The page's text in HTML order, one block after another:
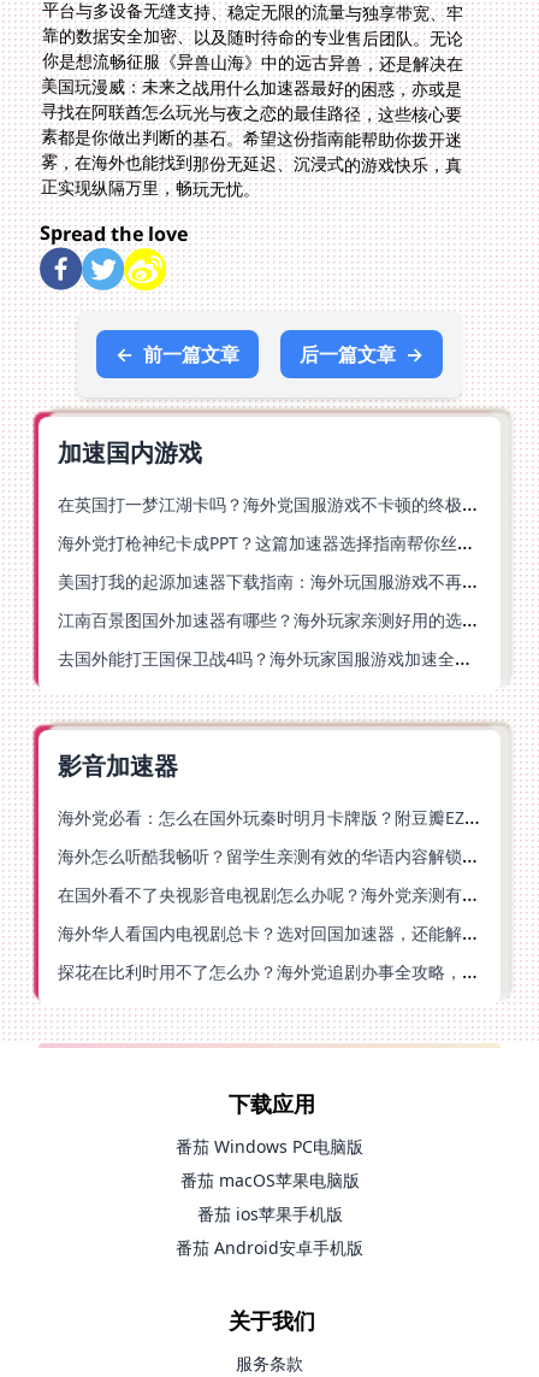
正实现纵隔万里，畅玩无忧。
Spread the love
← 前一篇文章 后一篇文章 →
加速国内游戏
在英国打一梦江湖卡吗？海外党国服游戏不卡顿的终极解法
海外党打枪神纪卡成PPT？这篇加速器选择指南帮你丝滑上分
美国打我的起源加速器下载指南：海外玩国服游戏不再卡的终极方案
江南百景图国外加速器有哪些？海外玩家亲测好用的选择与避坑指南
去国外能打王国保卫战4吗？海外玩家国服游戏加速全攻略（附公主连结幻想江湖实测）
影音加速器
海外党必看：怎么在国外玩秦时明月卡牌版？附豆瓣EZCast地区限制破解法
海外怎么听酷我畅听？留学生亲测有效的华语内容解锁指南
在国外看不了央视影音电视剧怎么办呢？海外党亲测有效的回国加速方案
海外华人看国内电视剧总卡？选对回国加速器，还能解决菲律宾打不开反诈中心的问题
探花在比利时用不了怎么办？海外党追剧办事全攻略，选对加速器就够了
下载应用
番茄 Windows PC电脑版
番茄 macOS苹果电脑版
番茄 ios苹果手机版
番茄 Android安卓手机版
关于我们
服务条款